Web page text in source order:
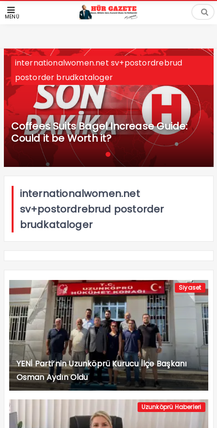
MENÜ
internationalwomen.net sv+postordrebrud
postorder brudkataloger
Coffees Suits Bagel Increase Guide:
Could it be Worth it?
internationalwomen.net
sv+postordrebrud postorder
brudkataloger
Siyaset
YENİ Parti’nin Uzunköprü Kurucu İlçe Başkanı
Osman Aydın Oldu
Uzunköprü Haberleri